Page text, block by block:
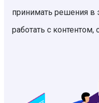
принимать решения в
работать с